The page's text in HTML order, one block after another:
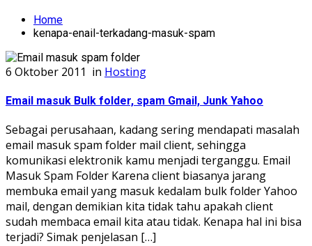
Home
kenapa-enail-terkadang-masuk-spam
6 Oktober 2011 in Hosting
Email masuk Bulk folder, spam Gmail, Junk Yahoo
Sebagai perusahaan, kadang sering mendapati masalah
email masuk spam folder mail client, sehingga
komunikasi elektronik kamu menjadi terganggu. Email
Masuk Spam Folder Karena client biasanya jarang
membuka email yang masuk kedalam bulk folder Yahoo
mail, dengan demikian kita tidak tahu apakah client
sudah membaca email kita atau tidak. Kenapa hal ini bisa
terjadi? Simak penjelasan […]